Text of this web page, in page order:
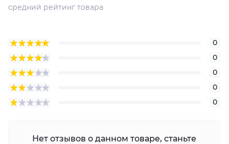
средний рейтинг товара
0
0
0
0
0
Нет отзывов о данном товаре, станьте